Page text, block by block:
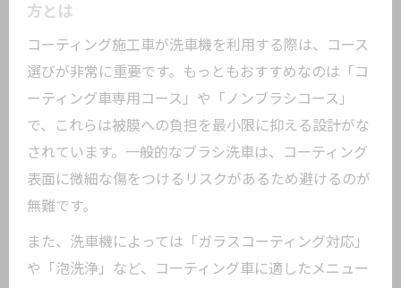
拭き上げやタイミングで差がつくコーティン
グ車の洗車術
カーコーティング車の洗車後拭き上げで
差がつく理由
洗車機利用後の拭き上げがコーティング
コーティング車で実践したい洗車後の最
適な拭き上げ法
方とは
コーティング施工車が洗車機を利用する際は、コース
選びが非常に重要です。もっともおすすめなのは「コ
ーティング車専用コース」や「ノンブラシコース」
で、これらは被膜への負担を最小限に抑える設計がな
されています。一般的なブラシ洗車は、コーティング
表面に微細な傷をつけるリスクがあるため避けるのが
無難です。
また、洗車機によっては「ガラスコーティング対応」
や「泡洗浄」など、コーティング車に適したメニュー